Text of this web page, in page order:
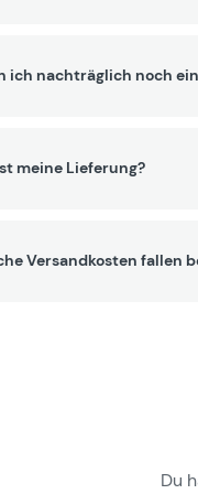
ich nachträglich noch
meine Lieferung?
Versandkosten fallen
Du